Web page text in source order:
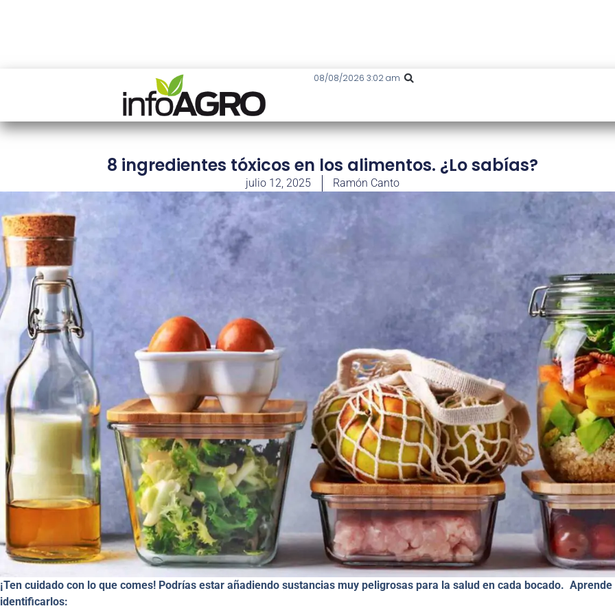
08/08/2026 3:02 am
8 ingredientes tóxicos en los alimentos. ¿Lo sabías?
julio 12, 2025 Ramón Canto
¡Ten cuidado con lo que comes! Podrías estar añadiendo sustancias muy peligrosas para la salud en cada bocado. Aprende
identificarlos: